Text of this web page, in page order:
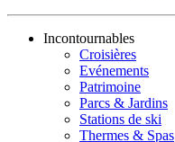
Incontournables
Croisières
Evénements
Patrimoine
Parcs & Jardins
Stations de ski
Thermes & Spas